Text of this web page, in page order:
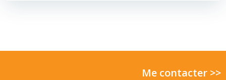
Me contacter >>